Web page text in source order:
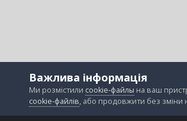
Важлива інформація
Ми розмістили cookie-файлы на ваш
cookie-файлів, або продовжити без зміни